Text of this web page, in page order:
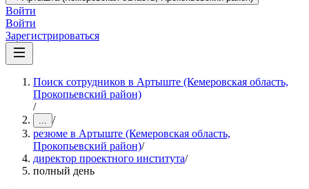
Войти
Войти
Зарегистрироваться
Поиск сотрудников в Артыште (Кемеровская область,
Прокопьевский район)
/
... /
резюме в Артыште (Кемеровская область,
Прокопьевский район)/
директор проектного института/
полный день